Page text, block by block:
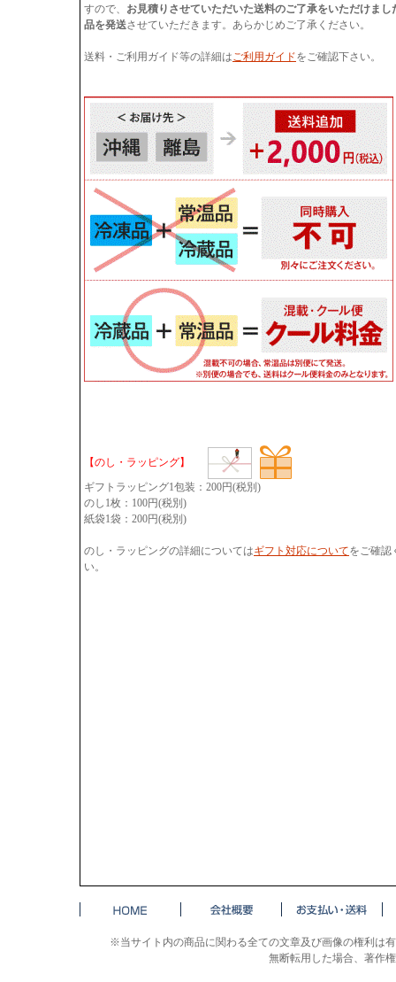
すので、 お見積りさせていただいた送料のご了承をいただけまし
品を発送させていただきます。あらかじめご了承ください。
送料・ご利用ガイド等の詳細はご利用ガイドをご確認下さい。
【のし・ラッピング】
ギフトラッピング1包装：200円(税別)
のし1枚：100円(税別)
紙袋1袋：200円(税別)
のし・ラッピングの詳細についてはギフト対応についてをご確認
い。
※当サイト内の商品に関わる全ての文章及び画像の権利は
無断転用した場合、著作